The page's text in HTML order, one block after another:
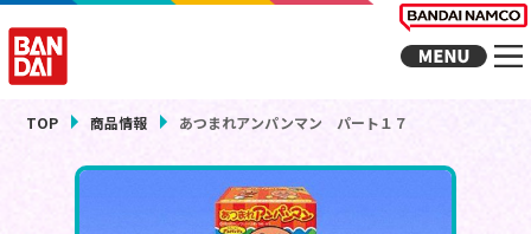
TOP 商品情報 あつまれアンパンマン パート１７